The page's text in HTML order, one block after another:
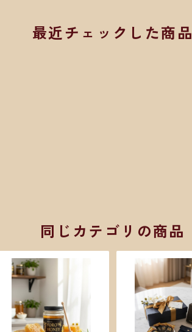
最近チェックした商品
同じカテゴリの商品